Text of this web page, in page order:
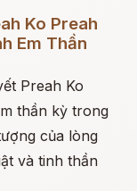
Ko Preah
Em Thần
Preah Ko
thần kỳ trong
của lòng
và tinh thần